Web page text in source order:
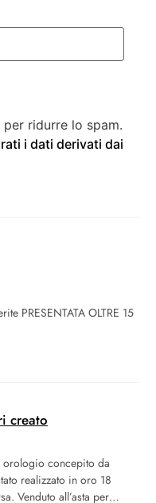
PRESENTATA OLTRE 15
creato
orologio concepito da
realizzato in oro 18
Venduto all’asta per
ridurre lo spam.
i dati derivati dai